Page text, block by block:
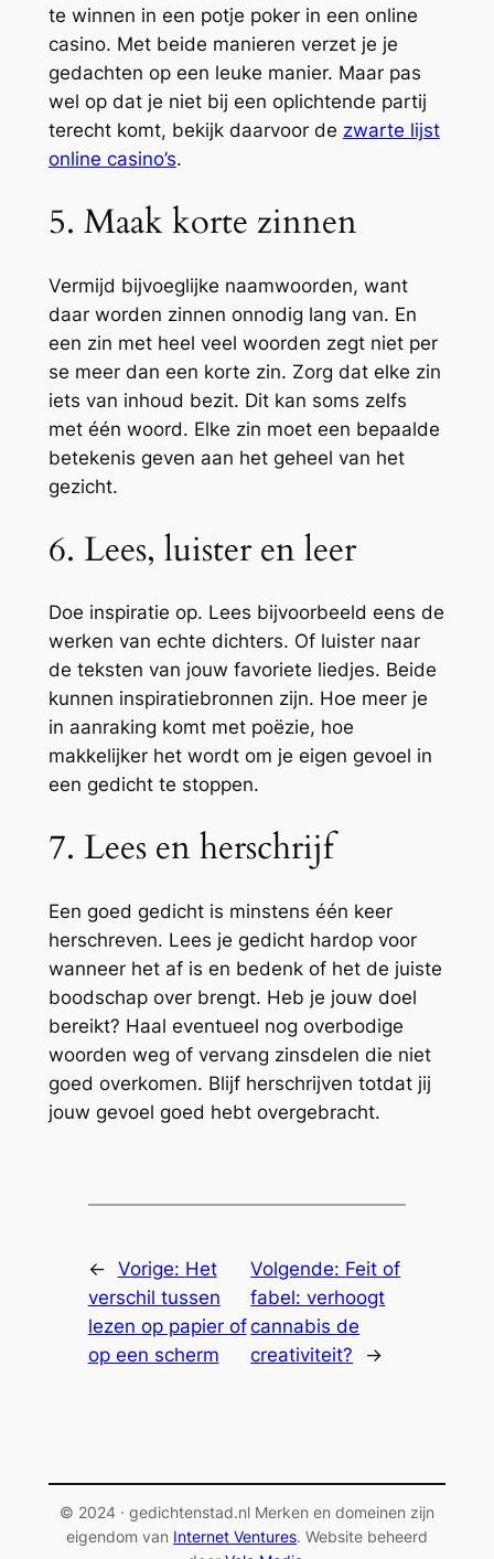
te winnen in een potje poker in een online
casino. Met beide manieren verzet je je
gedachten op een leuke manier. Maar pas
wel op dat je niet bij een oplichtende partij
terecht komt, bekijk daarvoor de zwarte lijst
online casino’s.
5. Maak korte zinnen
Vermijd bijvoeglijke naamwoorden, want
daar worden zinnen onnodig lang van. En
een zin met heel veel woorden zegt niet per
se meer dan een korte zin. Zorg dat elke zin
iets van inhoud bezit. Dit kan soms zelfs
met één woord. Elke zin moet een bepaalde
betekenis geven aan het geheel van het
gezicht.
6. Lees, luister en leer
Doe inspiratie op. Lees bijvoorbeeld eens de
werken van echte dichters. Of luister naar
de teksten van jouw favoriete liedjes. Beide
kunnen inspiratiebronnen zijn. Hoe meer je
in aanraking komt met poëzie, hoe
makkelijker het wordt om je eigen gevoel in
een gedicht te stoppen.
7. Lees en herschrijf
Een goed gedicht is minstens één keer
herschreven. Lees je gedicht hardop voor
wanneer het af is en bedenk of het de juiste
boodschap over brengt. Heb je jouw doel
bereikt? Haal eventueel nog overbodige
woorden weg of vervang zinsdelen die niet
goed overkomen. Blijf herschrijven totdat jij
jouw gevoel goed hebt overgebracht.
← Vorige: Het
verschil tussen
lezen op papier of
op een scherm
Volgende: Feit of
fabel: verhoogt
cannabis de
creativiteit?
→
© 2024 · gedichtenstad.nl Merken en domeinen zijn
eigendom van Internet Ventures. Website beheerd